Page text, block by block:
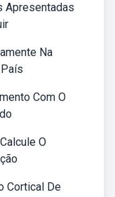
Apresentadas
Na
Com O
O
Cortical De